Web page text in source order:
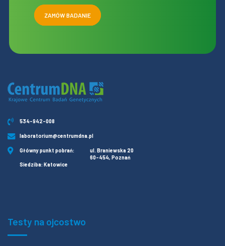
ZAMÓW BADANIE
534-942-008
laboratorium@centrumdna.pl
Główny punkt pobrań:
ul. Braniewska 20
60-454, Poznań
Siedziba: Katowice
Testy na ojcostwo